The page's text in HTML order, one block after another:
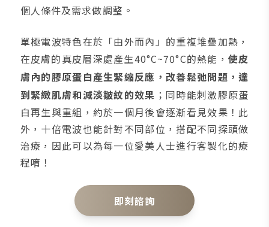
個人條件及需求做調整。
單極電波特色在於「由外而內」的重複堆疊加熱，
在皮膚的真皮層深處產生40°C~70°C的熱能， 使皮
膚內的膠原蛋白產生緊縮反應，改善鬆弛問題，達
到緊緻肌膚和減淡皺紋的效果 ；同時能刺激膠原蛋
白再生與重組，約於一個月後會逐漸看見效果！此
外，十倍電波也能針對不同部位，搭配不同探頭做
治療，因此可以為每一位愛美人士進行客製化的療
程唷！
即刻諮詢